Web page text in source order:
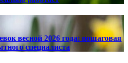
весной 2026 года: пошаговая
специалиста